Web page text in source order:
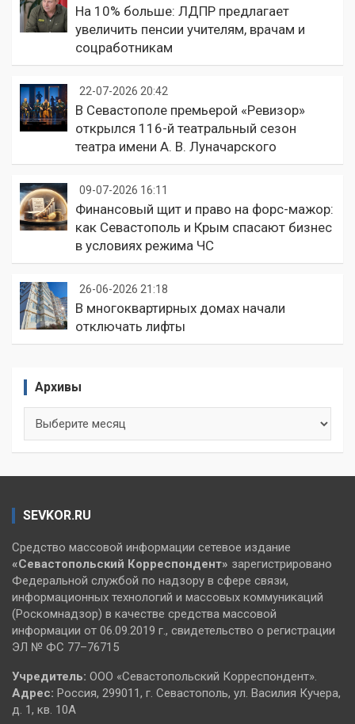
На 10% больше: ЛДПР предлагает
увеличить пенсии учителям, врачам и
соцработникам
22-07-2026 20:42
В Севастополе премьерой «Ревизор»
открылся 116-й театральный сезон
театра имени А. В. Луначарского
09-07-2026 16:11
Финансовый щит и право на форс-мажор:
как Севастополь и Крым спасают бизнес
в условиях режима ЧС
26-06-2026 21:18
В многоквартирных домах начали
отключать лифты
Архивы
SEVKOR.RU
Средство массовой информации сетевое издание
«Севастопольский Корреспондент» зарегистрировано
Федеральной службой по надзору в сфере связи,
информационных технологий и массовых коммуникаций
(Роскомнадзор) в качестве средства массовой
информации от 06.09.2019 г., свидетельство о регистрации
ЭЛ № ФС 77–76715
Учредитель: ООО «Севастопольский Корреспондент».
Адрес: Россия, 299011, г. Севастополь, ул. Василия Кучера,
д. 1, кв. 10А